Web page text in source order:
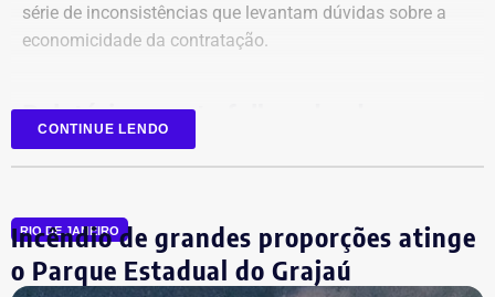
Declaração de bens de Vinícius Cozzolino em 2026 — Foto:
Reprodução/Divulgacand
série de inconsistências que levantam dúvidas sobre a
economicidade da contratação.
Relatório aponta falhas desde o
planejamento
auditores está a concentração de funções incompatíveis
dentro do processo de contratação. Conforme o relatório,
os mesmos agentes públicos participaram das etapas de
CONTINUE LENDO
RIO DE JANEIRO
Incêndio de grandes proporções atinge
o Parque Estadual do Grajaú